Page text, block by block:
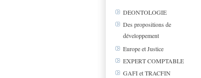
DEONTOLOGIE
Des propositions de
développement
Europe et Justice
EXPERT COMPTABLE
GAFI et TRACFIN